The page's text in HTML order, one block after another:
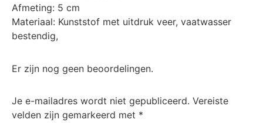
Afmeting: 5 cm
Materiaal: Kunststof met uitdruk veer, vaatwasser
bestendig,
Er zijn nog geen beoordelingen.
Je e-mailadres wordt niet gepubliceerd. Vereiste
velden zijn gemarkeerd met *